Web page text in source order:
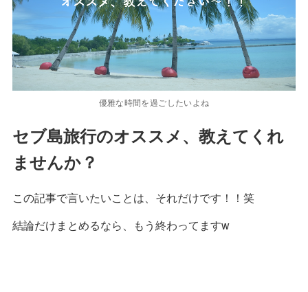
優雅な時間を過ごしたいよね
セブ島旅行のオススメ、教えてくれ
ませんか？
この記事で言いたいことは、それだけです！！笑
結論だけまとめるなら、もう終わってますw